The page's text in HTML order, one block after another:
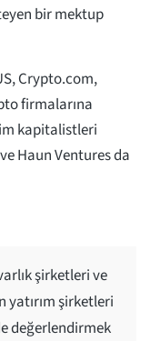
bir mektup
Crypto.com,
firmalarına
kapitalistleri
Haun Ventures da
şirketleri ve
yatırım şirketleri
değerlendirmek